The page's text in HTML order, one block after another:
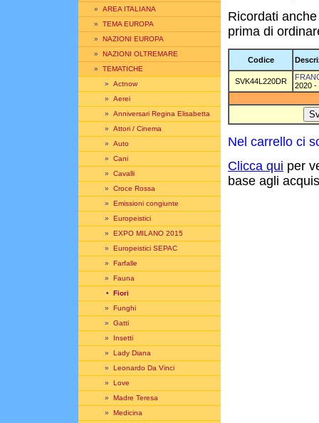
» AREA ITALIANA
» TEMA EUROPA
» NAZIONI EUROPA
» NAZIONI OLTREMARE
» TEMATICHE
» Actnow
» Aerei
» Anniversari Regina Elisabetta
» Attori / Cinema
» Auto
» Cani
» Cavalli
» Croce Rossa
» Emissioni congiunte
» Europeistici
» EXPO MILANO 2015
» Europeistici SEPAC
» Farfalle
» Fauna
• Fiori
» Funghi
» Gatti
» Insetti
» Lady Diana
» Leonardo Da Vinci
» Love
» Madre Teresa
» Medicina
Ricordati
prima di
Codice
SVK44L220DR
2020 -
Nel carrello ci
Clicca qui per
base agli